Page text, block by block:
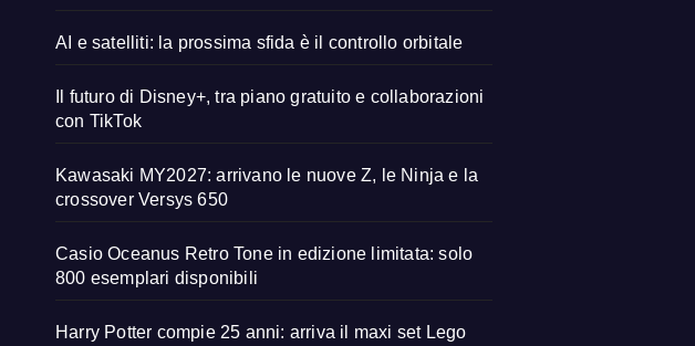
AI e satelliti: la prossima sfida è il controllo orbitale
Il futuro di Disney+, tra piano gratuito e collaborazioni
con TikTok
Kawasaki MY2027: arrivano le nuove Z, le Ninja e la
crossover Versys 650
Casio Oceanus Retro Tone in edizione limitata: solo
800 esemplari disponibili
Harry Potter compie 25 anni: arriva il maxi set Lego